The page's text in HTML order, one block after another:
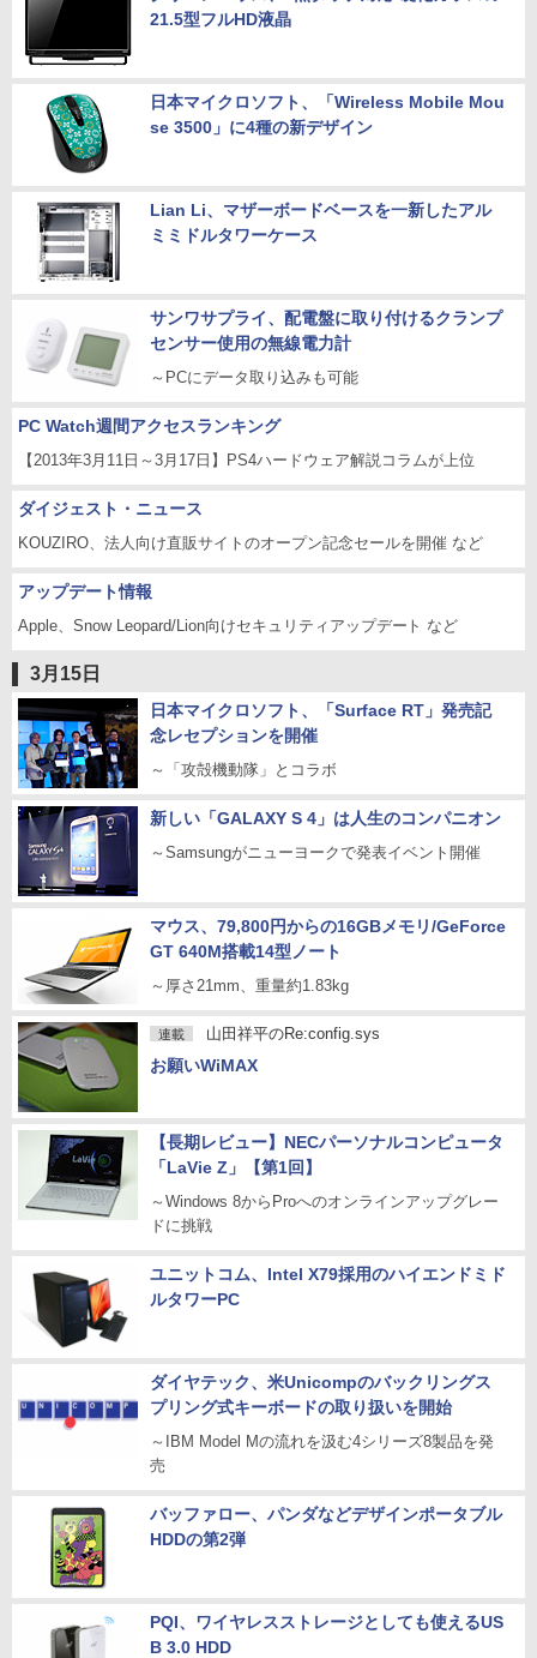
21.5型フルHD液晶
日本マイクロソフト、「Wireless Mobile Mou
se 3500」に4種の新デザイン
Lian Li、マザーボードベースを一新したアル
ミミドルタワーケース
サンワサプライ、配電盤に取り付けるクランプ
センサー使用の無線電力計
～PCにデータ取り込みも可能
PC Watch週間アクセスランキング
【2013年3月11日～3月17日】PS4ハードウェア解説コラムが上位
ダイジェスト・ニュース
KOUZIRO、法人向け直販サイトのオープン記念セールを開催 など
アップデート情報
Apple、Snow Leopard/Lion向けセキュリティアップデート など
3月15日
日本マイクロソフト、「Surface RT」発売記
念レセプションを開催
～「攻殻機動隊」とコラボ
新しい「GALAXY S 4」は人生のコンパニオン
～Samsungがニューヨークで発表イベント開催
マウス、79,800円からの16GBメモリ/GeForce
GT 640M搭載14型ノート
～厚さ21mm、重量約1.83kg
連載 山田祥平のRe:config.sys
お願いWiMAX
【長期レビュー】NECパーソナルコンピュータ
「LaVie Z」【第1回】
～Windows 8からProへのオンラインアップグレー
ドに挑戦
ユニットコム、Intel X79採用のハイエンドミド
ルタワーPC
ダイヤテック、米Unicompのバックリングス
プリング式キーボードの取り扱いを開始
～IBM Model Mの流れを汲む4シリーズ8製品を発
売
バッファロー、パンダなどデザインポータブル
HDDの第2弾
PQI、ワイヤレスストレージとしても使えるUS
B 3.0 HDD